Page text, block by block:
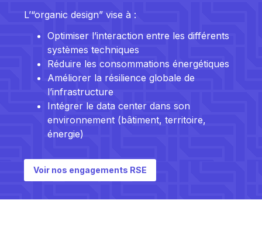
L’“organic design” vise à :
Optimiser l’interaction entre les différents
systèmes techniques
Réduire les consommations énergétiques
Améliorer la résilience globale de
l’infrastructure
Intégrer le data center dans son
environnement (bâtiment, territoire,
énergie)
Voir nos engagements RSE